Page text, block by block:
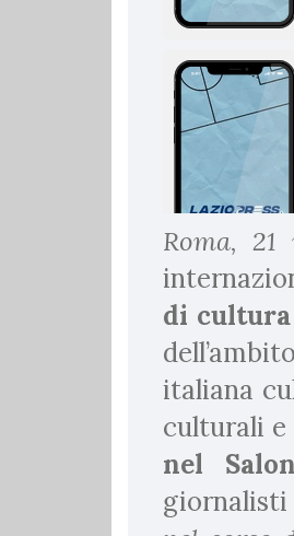
Roma, 21
di cultura
italiana
culturali e
nel
giornalisti